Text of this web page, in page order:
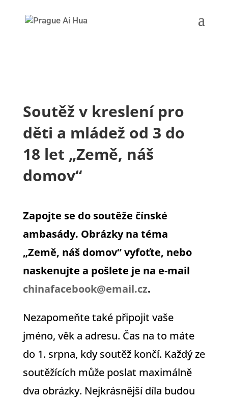
Soutěž v kreslení pro
děti a mládež od 3 do
18 let „Země, náš
domov“
Zapojte se do soutěže čínské
ambasády. Obrázky na téma
„Země, náš domov“ vyfoťte, nebo
naskenujte a pošlete je na e-mail
chinafacebook@email.cz.
Nezapomeňte také připojit vaše
jméno, věk a adresu. Čas na to máte
do 1. srpna, kdy soutěž končí. Každý ze
soutěžících může poslat maximálně
dva obrázky. Nejkrásnější díla budou